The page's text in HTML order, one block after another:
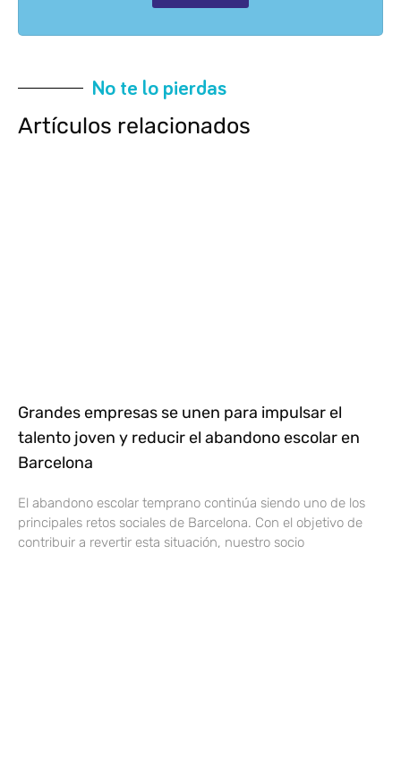
No te lo pierdas
Artículos relacionados
Grandes empresas se unen para impulsar el
talento joven y reducir el abandono escolar en
Barcelona
El abandono escolar temprano continúa siendo uno de los
principales retos sociales de Barcelona. Con el objetivo de
contribuir a revertir esta situación, nuestro socio